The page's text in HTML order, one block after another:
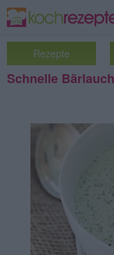
Rezepte
Schnelle